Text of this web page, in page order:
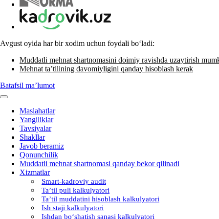
Avgust oyida har bir хodim uchun foydali boʻladi:
Muddatli mehnat shartnomasini doimiy ravishda uzaytirish
Mehnat ta’tilining davomiyligini qanday hisoblash kerak
Batafsil ma’lumot
Maslahatlar
Yangiliklar
Tavsiyalar
Shakllar
Javob beramiz
Qonunchilik
Muddatli mehnat shartnomasi qanday bekor qilinadi
Xizmatlar
Smart-kadroviy audit
Ta’til puli kalkulyatori
Ta’til muddatini hisoblash kalkulyatori
Ish staji kalkulyatori
Ishdan boʻshatish sanasi kalkulyatori